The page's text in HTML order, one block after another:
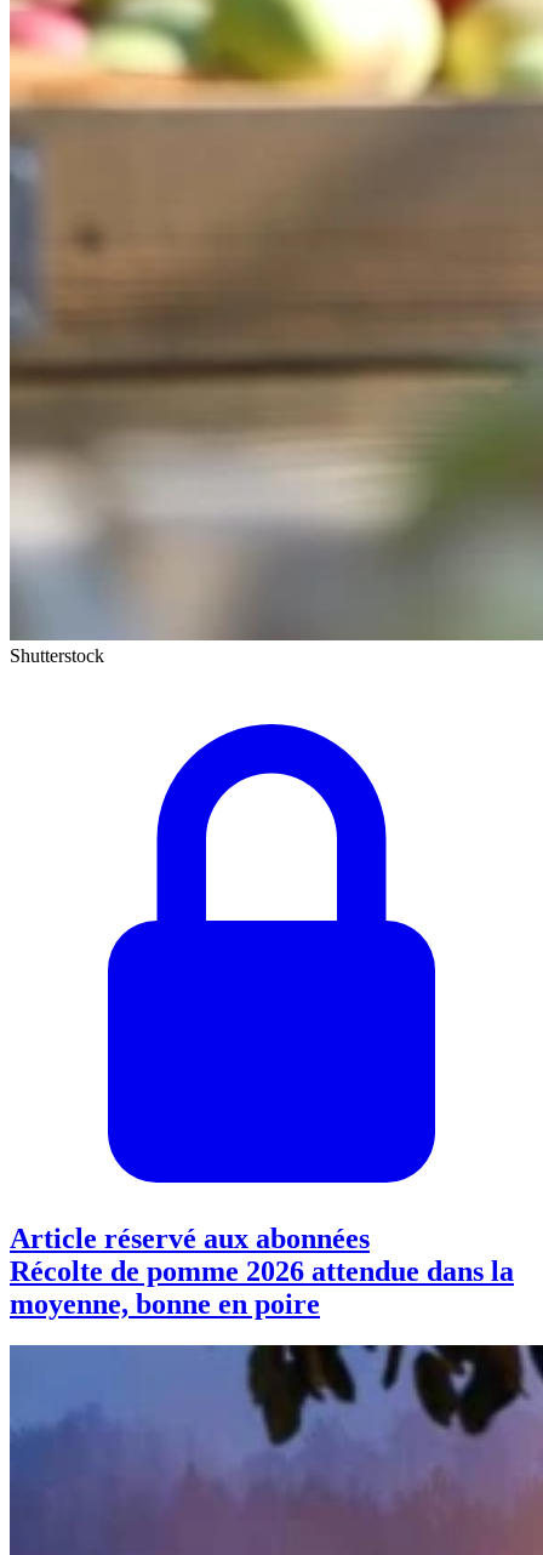
Shutterstock
Article réservé aux abonnées
Récolte de pomme 2026 attendue dans la
moyenne, bonne en poire